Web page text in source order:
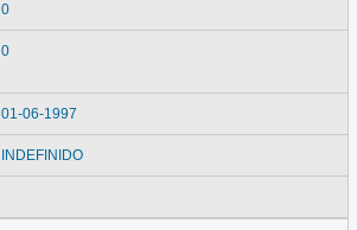
0
0
01-06-1997
INDEFINIDO